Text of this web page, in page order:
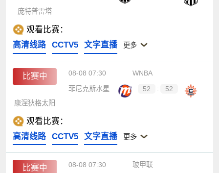
庞特普雷塔
观看比赛：
高清线路
CCTV5 文字直播 更多
比赛中 08-08 07:30
WNBA
菲尼克斯水星
52 :
52
康涅狄格太阳
观看比赛：
高清线路
CCTV5 文字直播 更多
比赛中 08-08 07:30
玻甲联